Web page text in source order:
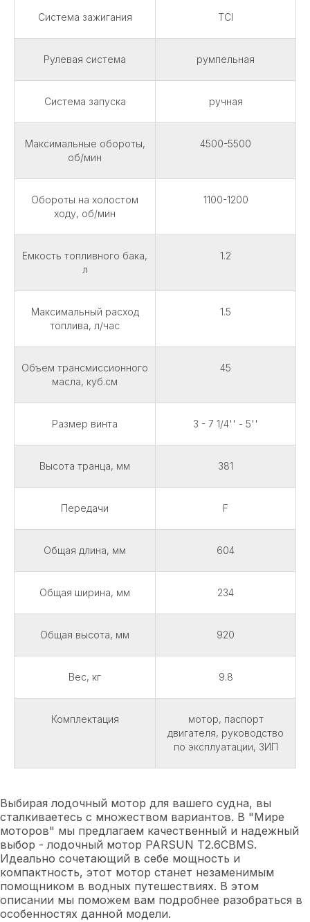
Система зажигания TCI
Рулевая система румпельная
Система запуска ручная
Максимальные обороты,
об/мин
4500-5500
Обороты на холостом
ходу, об/мин
1100-1200
Емкость топливного бака,
л
1.2
Максимальный расход
топлива, л/час
1.5
Объем трансмиссионного
масла, куб.см
45
Размер винта 3 - 7 1/4'' - 5''
Высота транца, мм 381
Передачи F
Общая длина, мм 604
Общая ширина, мм 234
Общая высота, мм 920
Вес, кг 9.8
Комплектация
мотор, паспорт
двигателя, руководство
по эксплуатации, ЗИП
Выбирая лодочный мотор для вашего судна, вы
сталкиваетесь с множеством вариантов. В "Мире
моторов" мы предлагаем качественный и надежный
выбор - лодочный мотор PARSUN T2.6CBMS.
Идеально сочетающий в себе мощность и
компактность, этот мотор станет незаменимым
помощником в водных путешествиях. В этом
описании мы поможем вам подробнее разобраться в
особенностях данной модели.